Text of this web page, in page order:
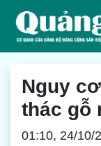
Nguy
thác gỗ
01:10, 24/10/